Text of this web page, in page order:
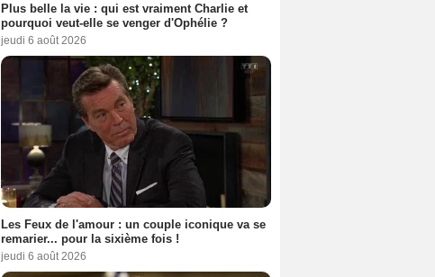
Plus belle la vie : qui est vraiment Charlie et
pourquoi veut-elle se venger d'Ophélie ?
jeudi 6 août 2026
Les Feux de l'amour : un couple iconique va se
remarier... pour la sixième fois !
jeudi 6 août 2026